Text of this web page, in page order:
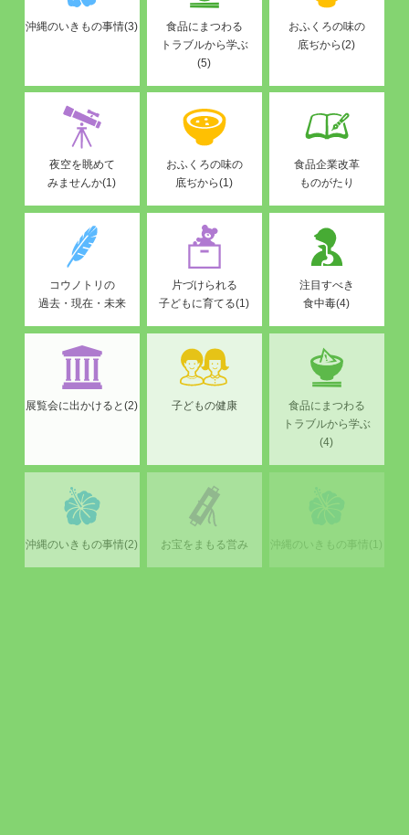
沖縄のいきもの事情(3)
食品にまつわる
トラブルから学ぶ
(5)
おふくろの味の
底ぢから(2)
夜空を眺めて
みませんか(1)
おふくろの味の
底ぢから(1)
食品企業改革
ものがたり
コウノトリの
過去・現在・未来
片づけられる
子どもに育てる(1)
注目すべき
食中毒(4)
展覧会に出かけると(2) 子どもの健康
食品にまつわる
トラブルから学ぶ
(4)
沖縄のいきもの事情(2) お宝をまもる営み 沖縄のいきもの事情(1)